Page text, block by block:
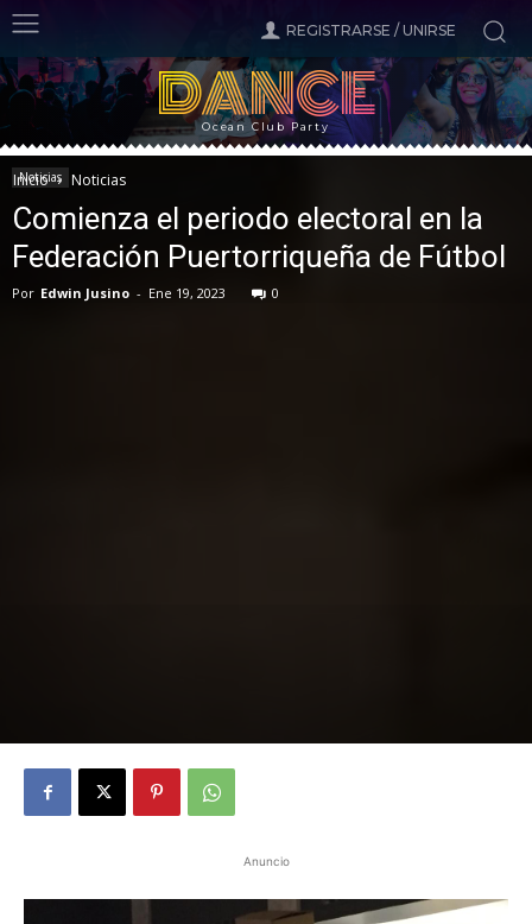
REGISTRARSE / UNIRSE
DANCE
Ocean Club Party
Inicio Noticias
Noticias
Comienza el periodo electoral en la
Federación Puertorriqueña de Fútbol
Por Edwin Jusino - Ene 19, 2023 0
Anuncio